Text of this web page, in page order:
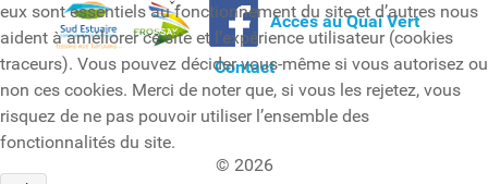
Accès au Quai Vert
Contact
© 2026
eux sont essentiels au fonctionnement du site et d’autres nous
aident à améliorer ce site et l’expérience utilisateur (cookies
traceurs). Vous pouvez décider vous-même si vous autorisez ou
non ces cookies. Merci de noter que, si vous les rejetez, vous
risquez de ne pas pouvoir utiliser l’ensemble des
fonctionnalités du site.